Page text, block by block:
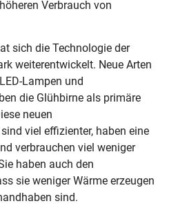
Verbrauch von
sich die Technologie der
weiterentwickelt. Neue Arten
Lampen und
die Glühbirne als primäre
neuen
viel effizienter, haben eine
verbrauchen viel weniger
haben auch den
sie weniger Wärme erzeugen
sind.